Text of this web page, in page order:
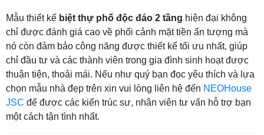
Mẫu thiết kế biệt thự phố độc đáo 2 tầng hiện đại không
chỉ được đánh giá cao về phối cảnh mặt tiền ấn tượng mà
nó còn đảm bảo công năng được thiết kế tối ưu nhất, giúp
chỉ đầu tư và các thành viên trong gia đình sinh hoạt được
thuận tiện, thoải mái. Nếu như quý bạn đọc yêu thích và lựa
chọn mẫu nhà đẹp trên xin vui lòng liên hệ đến NEOHouse
JSC để được các kiến trúc sư, nhân viên tư vấn hỗ trợ bạn
một cách tận tình nhất.